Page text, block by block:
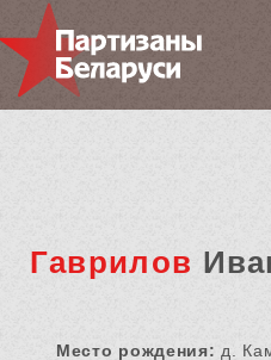
Гаврилов
Место рождения: д.